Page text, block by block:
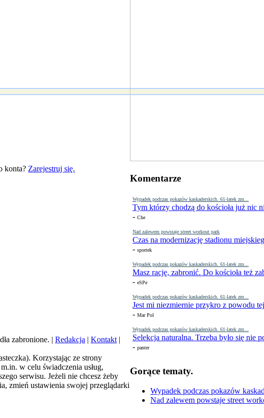
Komentarze
Wypadek podczas pokazów kaskaderskich. 61-latek zm...
Tym którzy chodzą do kościoła już nic
- Che
Nad zalewem powstaje street workout park
Czas na modernizację stadionu
- sportek
Wypadek podczas pokazów kaskaderskich. 61-latek zm...
Masz rację, zabronić. Do kościoła też
- eSPe
Wypadek podczas pokazów kaskaderskich. 61-latek zm...
Jest mi niezmiernie przykro z powodu
- Mar Pol
Wypadek podczas pokazów kaskaderskich. 61-latek zm...
Selekcja naturalna. Trzeba było się nie
- panter
Gorące tematy.
Wypadek podczas pokazów
Nad zalewem powstaje street
konta? Zarejestruj się.
zabronione. | Redakcja | Kontakt |
Korzystając ze strony
w celu świadczenia usług,
serwisu. Jeżeli nie chcesz żeby
zmień ustawienia swojej przeglądarki